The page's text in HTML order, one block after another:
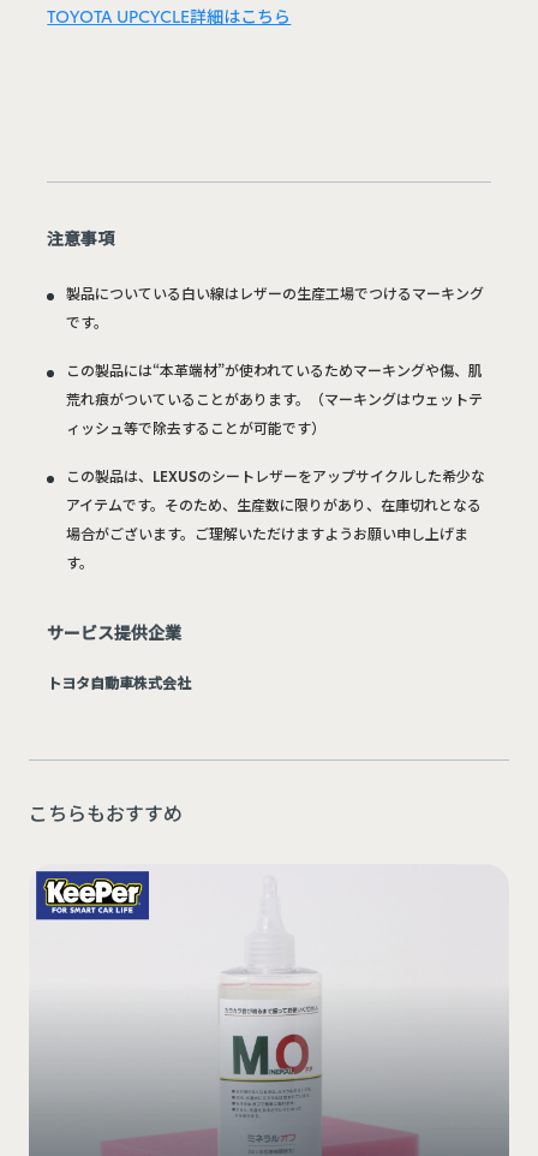
TOYOTA UPCYCLE詳細はこちら
注意事項
製品についている白い線はレザーの生産工場でつけるマーキング
です。
この製品には“本革端材”が使われているためマーキングや傷、肌
荒れ痕がついていることがあります。（マーキングはウェットテ
ィッシュ等で除去することが可能です）
この製品は、LEXUSのシートレザーをアップサイクルした希少な
アイテムです。そのため、生産数に限りがあり、在庫切れとなる
場合がございます。ご理解いただけますようお願い申し上げま
す。
サービス提供企業
トヨタ自動車株式会社
こちらもおすすめ